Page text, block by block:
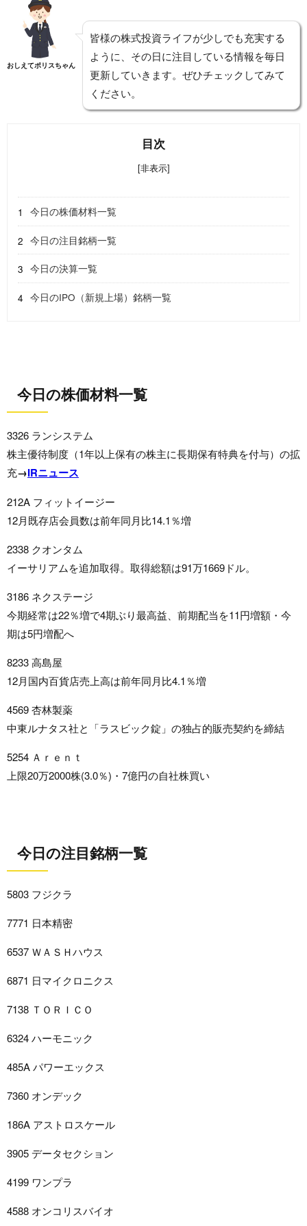
おしえてポリスちゃん
皆様の株式投資ライフが少しでも充実する
ように、その日に注目している情報を毎日
更新していきます。ぜひチェックしてみて
ください。
目次
[非表示]
今日の株価材料一覧
今日の注目銘柄一覧
今日の決算一覧
今日のIPO（新規上場）銘柄一覧
今日の株価材料一覧
3326 ランシステム
株主優待制度（1年以上保有の株主に長期保有特典を付与）の拡
充→IRニュース
212A フィットイージー
12月既存店会員数は前年同月比14.1％増
2338 クオンタム
イーサリアムを追加取得。取得総額は91万1669ドル。
3186 ネクステージ
今期経常は22％増で4期ぶり最高益、前期配当を11円増額・今
期は5円増配へ
8233 高島屋
12月国内百貨店売上高は前年同月比4.1％増
4569 杏林製薬
中東ルナタス社と「ラスビック錠」の独占的販売契約を締結
5254 Ａｒｅｎｔ
上限20万2000株(3.0％)・7億円の自社株買い
今日の注目銘柄一覧
5803 フジクラ
7771 日本精密
6537 ＷＡＳＨハウス
6871 日マイクロニクス
7138 ＴＯＲＩＣＯ
6324 ハーモニック
485A パワーエックス
7360 オンデック
186A アストロスケール
3905 データセクション
4199 ワンプラ
4588 オンコリスバイオ